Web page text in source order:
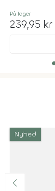
På lager
239,95 kr
Nyhed